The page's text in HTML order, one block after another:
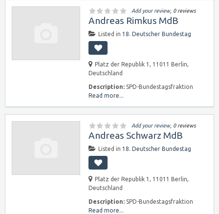
Add your review, 0 reviews
Andreas Rimkus MdB
Listed in 18. Deutscher Bundestag
Platz der Republik 1, 11011 Berlin,
Deutschland
Description: SPD-Bundestagsfraktion
Read more...
Add your review, 0 reviews
Andreas Schwarz MdB
Listed in 18. Deutscher Bundestag
Platz der Republik 1, 11011 Berlin,
Deutschland
Description: SPD-Bundestagsfraktion
Read more...